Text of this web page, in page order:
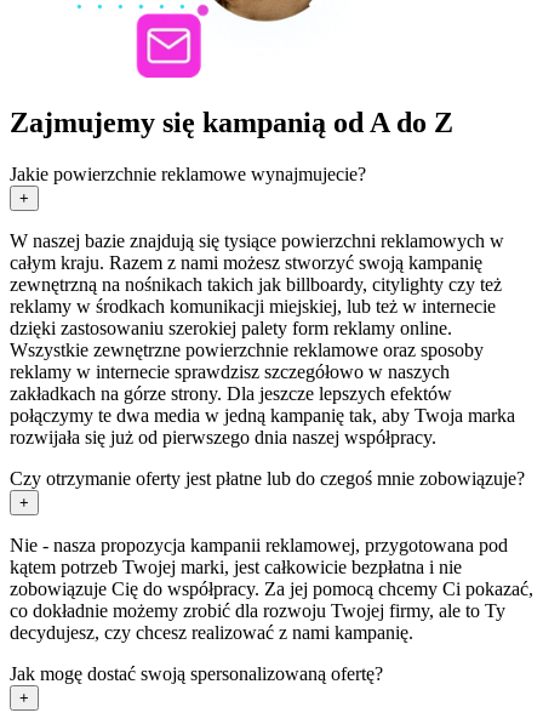
Zajmujemy się kampanią od A do Z
Jakie powierzchnie reklamowe wynajmujecie?
+
W naszej bazie znajdują się tysiące powierzchni reklamowych w
całym kraju. Razem z nami możesz stworzyć swoją kampanię
zewnętrzną na nośnikach takich jak billboardy, citylighty czy też
reklamy w środkach komunikacji miejskiej, lub też w internecie
dzięki zastosowaniu szerokiej palety form reklamy online.
Wszystkie zewnętrzne powierzchnie reklamowe oraz sposoby
reklamy w internecie sprawdzisz szczegółowo w naszych
zakładkach na górze strony. Dla jeszcze lepszych efektów
połączymy te dwa media w jedną kampanię tak, aby Twoja marka
rozwijała się już od pierwszego dnia naszej współpracy.
Czy otrzymanie oferty jest płatne lub do czegoś mnie zobowiązuje?
+
Nie - nasza propozycja kampanii reklamowej, przygotowana pod
kątem potrzeb Twojej marki, jest całkowicie bezpłatna i nie
zobowiązuje Cię do współpracy. Za jej pomocą chcemy Ci pokazać,
co dokładnie możemy zrobić dla rozwoju Twojej firmy, ale to Ty
decydujesz, czy chcesz realizować z nami kampanię.
Jak mogę dostać swoją spersonalizowaną ofertę?
+